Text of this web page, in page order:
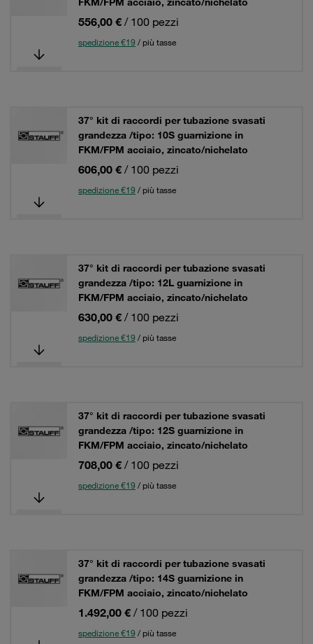
556,00 € / 100 pezzi
spedizione €19 / più tasse
37° kit di raccordi per tubazione svasati
grandezza /tipo: 10S guarnizione in
FKM/FPM acciaio, zincato/nichelato
606,00 € / 100 pezzi
spedizione €19 / più tasse
37° kit di raccordi per tubazione svasati
grandezza /tipo: 12L guarnizione in
FKM/FPM acciaio, zincato/nichelato
630,00 € / 100 pezzi
spedizione €19 / più tasse
37° kit di raccordi per tubazione svasati
grandezza /tipo: 12S guarnizione in
FKM/FPM acciaio, zincato/nichelato
708,00 € / 100 pezzi
spedizione €19 / più tasse
37° kit di raccordi per tubazione svasati
grandezza /tipo: 14S guarnizione in
FKM/FPM acciaio, zincato/nichelato
1.492,00 € / 100 pezzi
spedizione €19 / più tasse